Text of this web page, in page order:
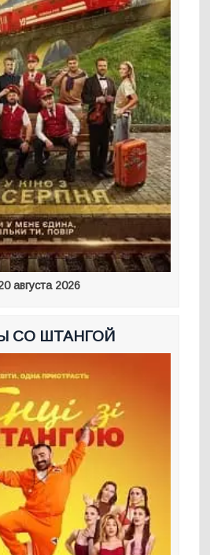
августа 2026
СО ШТАНГОЙ